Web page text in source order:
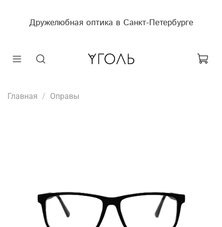
Дружелюбная оптика в Санкт-Петербурге
Главная Оправы